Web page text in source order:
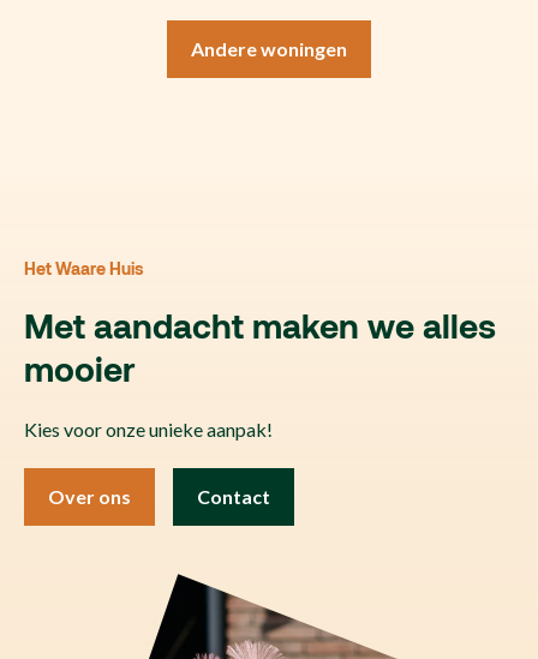
Andere woningen
Het Waare Huis
Met aandacht maken we alles
mooier
Kies voor onze unieke aanpak!
Over ons Contact